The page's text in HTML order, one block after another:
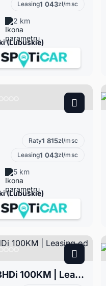
Leasing1 043zł/msc
2 km
(Lubuskie)
Raty1 815zł/msc
Leasing1 043zł/msc
5 km
(Lubuskie)
Fiat Doblo L2 1.5 BHDi 100KM | Leasing od 101,8%